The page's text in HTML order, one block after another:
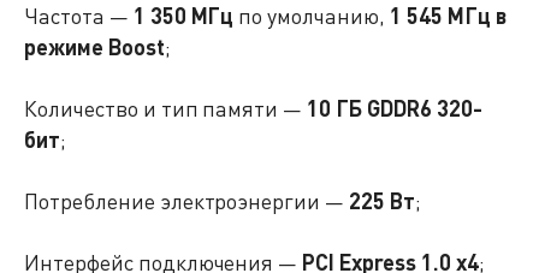
Частота — 1 350 МГц по умолчанию, 1 545 МГц в
режиме Boost;
Количество и тип памяти — 10 ГБ GDDR6 320-
бит;
Потребление электроэнергии — 225 Вт;
Интерфейс подключения — PCI Express 1.0 x4;